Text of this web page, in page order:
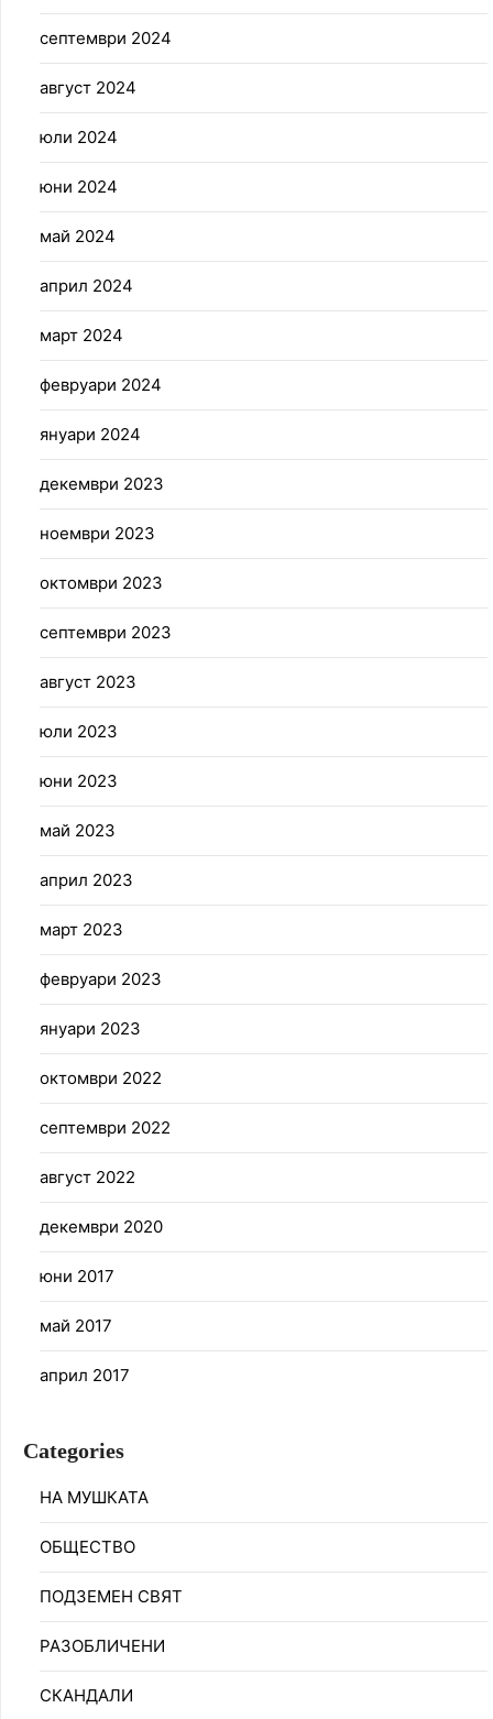
септември 2024
август 2024
юли 2024
юни 2024
май 2024
април 2024
март 2024
февруари 2024
януари 2024
декември 2023
ноември 2023
октомври 2023
септември 2023
август 2023
юли 2023
юни 2023
май 2023
април 2023
март 2023
февруари 2023
януари 2023
октомври 2022
септември 2022
август 2022
декември 2020
юни 2017
май 2017
април 2017
Categories
НА МУШКАТА
ОБЩЕСТВО
ПОДЗЕМЕН СВЯТ
РАЗОБЛИЧЕНИ
СКАНДАЛИ